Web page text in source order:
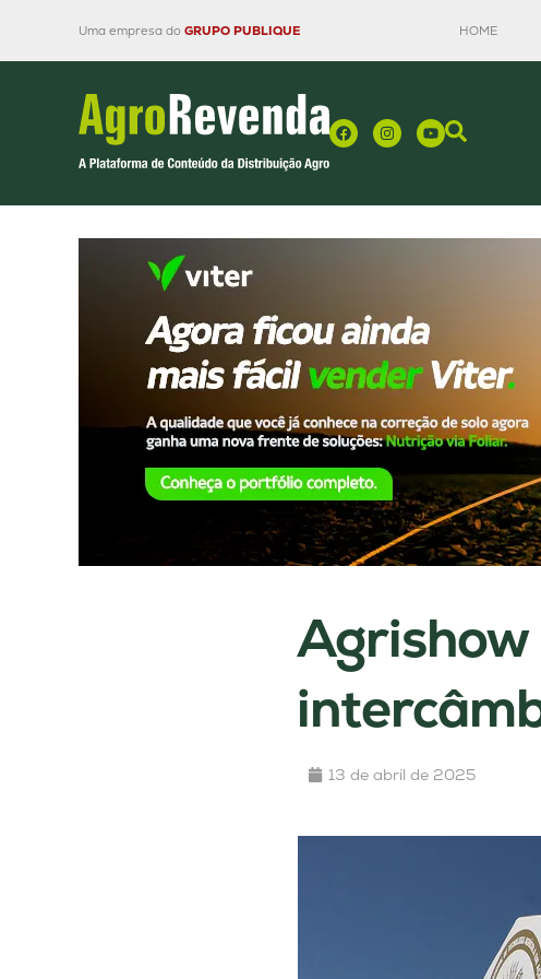
Uma empresa do GRUPO PUBLIQUE HOME
13 de abril de 2025